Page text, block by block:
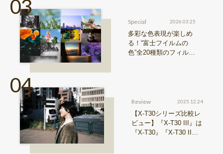
Special 2026.03.25
多彩な色表現が楽しめ
る！“富士フイルムの
色”全20種類のフィルム
Review 2025.12.24
【X-T30シリーズ比較レ
ビュー】『X-T30 III』は
『X-T30』『X-T30 II』